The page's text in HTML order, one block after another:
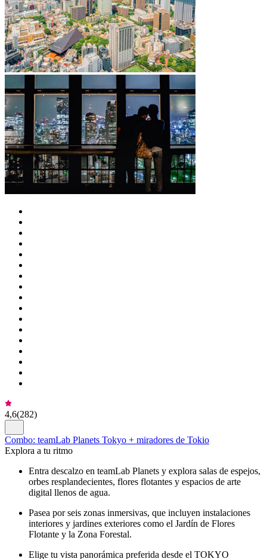
4,6(282)
Combo: teamLab Planets Tokyo + miradores de Tokio
Explora a tu ritmo
Entra descalzo en teamLab Planets y explora salas de espejos,
orbes resplandecientes, flores flotantes y espacios de arte
digital llenos de agua.
Pasea por seis zonas inmersivas, que incluyen instalaciones
interiores y jardines exteriores como el Jardín de Flores
Flotante y la Zona Forestal.
Elige tu vista panorámica preferida desde el TOKYO